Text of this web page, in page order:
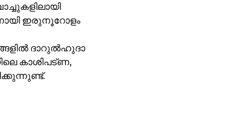
ഇരുനൂറോളം
ദാറുല്‍ഹുദാ
കാശിപട്ണ,